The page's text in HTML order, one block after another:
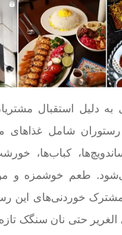
دلیل استقبال
رستوران شامل غذاهای
کباب‌ها،
طعم خوشمزه و
خوردنی‌های این
حتی نان سنگک